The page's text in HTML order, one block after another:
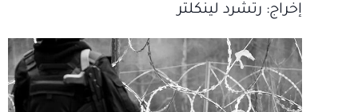
إخراج‫: رتشرد لينكلتر